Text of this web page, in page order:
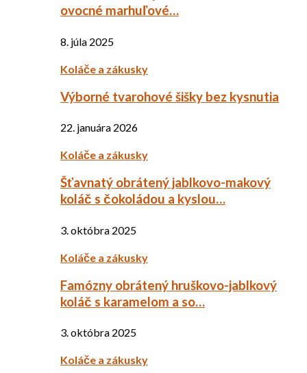
ovocné marhuľové…
8. júla 2025
Koláče a zákusky
Výborné tvarohové šišky bez kysnutia
22. januára 2026
Koláče a zákusky
Šťavnatý obrátený jablkovo-makový
koláč s čokoládou a kyslou…
3. októbra 2025
Koláče a zákusky
Famózny obrátený hruškovo-jablkový
koláč s karamelom a so…
3. októbra 2025
Koláče a zákusky